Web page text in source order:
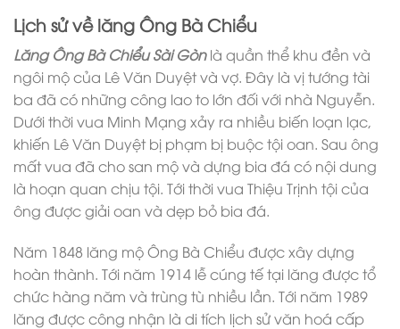
Lịch sử về lăng Ông Bà Chiểu
Lăng Ông Bà Chiểu Sài Gònlà quần thể khu đền và
ngôi mộ của Lê Văn Duyệt và vợ. Đây là vị tướng tài
ba đã có những công lao to lớn đối với nhà Nguyễn.
Dưới thời vua Minh Mạng xảy ra nhiều biến loạn lạc,
khiến Lê Văn Duyệt bị phạm bị buộc tội oan. Sau ông
mất vua đã cho san mộ và dựng bia đá có nội dung
là hoạn quan chịu tội. Tới thời vua Thiệu Trịnh tội của
ông được giải oan và dẹp bỏ bia đá.
Năm 1848 lăng mộ Ông Bà Chiểu được xây dựng
hoàn thành. Tới năm 1914 lễ cúng tế tại lăng được tổ
chức hàng năm và trùng tù nhiều lần. Tới năm 1989
lăng được công nhận là di tích lịch sử văn hoá cấp